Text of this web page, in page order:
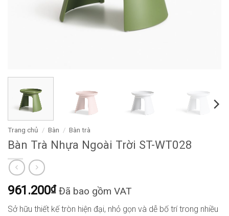
Trang chủ / Bàn / Bàn trà
Bàn Trà Nhựa Ngoài Trời ST-WT028
961.200₫ Đã bao gồm VAT
Sở hữu thiết kế tròn hiện đại, nhỏ gọn và dễ bố trí trong nhiều